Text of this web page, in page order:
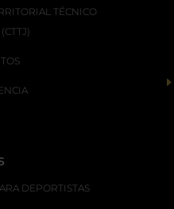
TÉCNICO
DEPORTISTAS
E